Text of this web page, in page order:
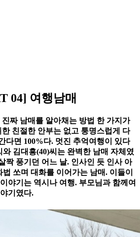
04] 여행남매
짜 남매를 알아채는 방법 한 가지가
친절한 안부는 없고 퉁명스럽게 다
다면 100%다. 멋진 추억여행이 있다
와 김대흥(40)씨는 완벽한 남매 자체였
짝 풍기던 어느 날. 인사인 듯 인사 아
쏘며 대화를 이어가는 남매. 이들이
야기는 역시나 여행. 부모님과 함께여
기였다.